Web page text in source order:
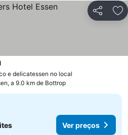
Partilhar
e delicatessen no local
Ver preços
a 9.0 km de Bottrop
Ver preços